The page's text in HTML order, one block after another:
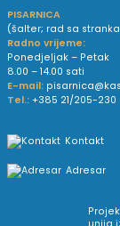
PISARNICA
(šalter; rad sa
Radno vrijeme:
Ponedjeljak – Petak
8.00 – 14.00 sati
E-mail:
Tel.: +385 21/205-230
Kontakt
Adresar